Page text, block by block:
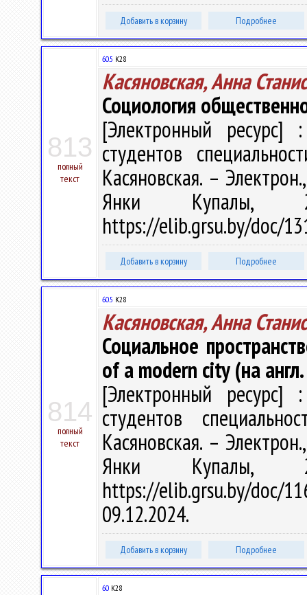
Добавить в корзину Подробнее
813
полный
текст
60.5 К28
Касяновская, Анна
Социология
[Электронный ресурс]
студентов
Касяновская. –
Янки Купалы,
https://elib.grsu.by/doc/
Добавить в корзину Подробнее
814
полный
текст
60.5 К28
Касяновская, Анна
Социальное
of a modern city (на
[Электронный ресурс]
студентов
Касяновская. –
Янки Купалы,
https://elib.grsu.by/doc/
09.12.2024.
Добавить в корзину Подробнее
60 К28